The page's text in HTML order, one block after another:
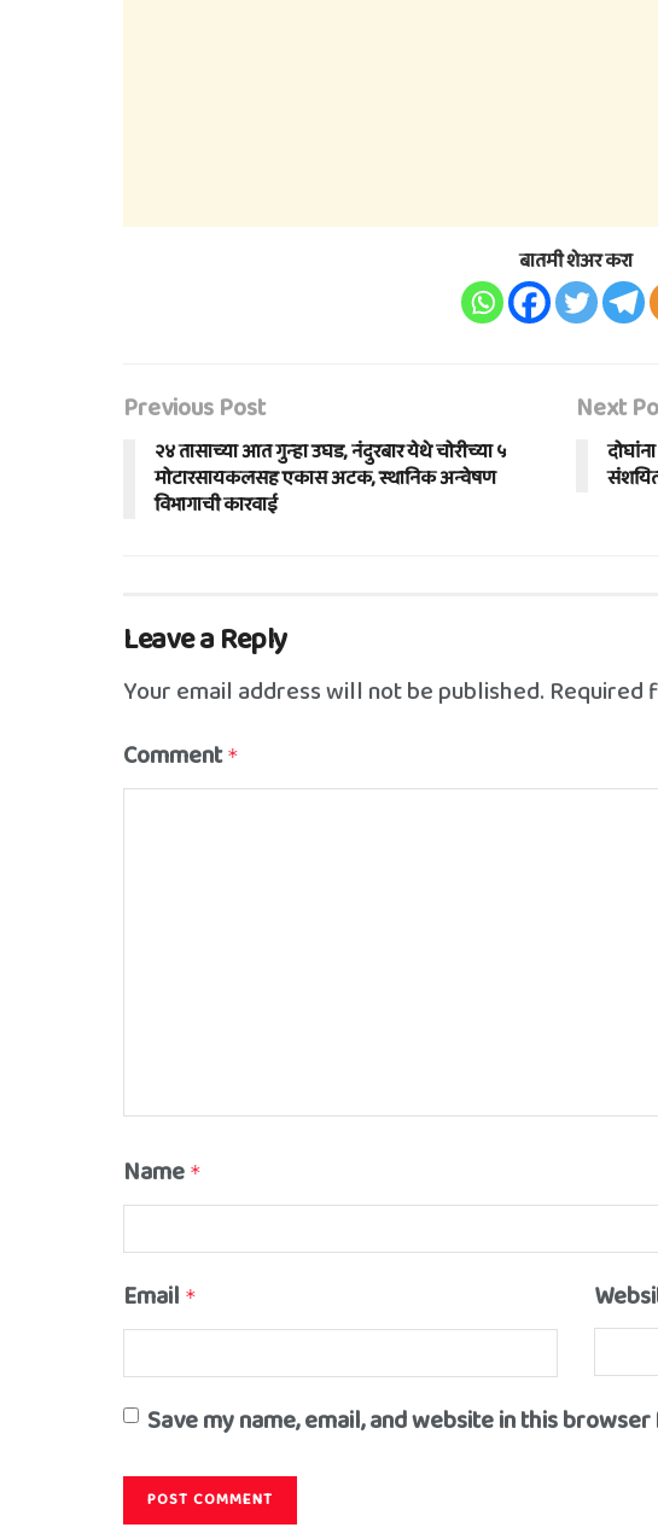
बातमी शेअर करा
Previous Post
२४ तासाच्या आत गुन्हा उघड, नंदुरबार येथे चोरीच्या ५
मोटारसायकलसह एकास अटक, स्थानिक अन्वेषण
विभागाची कारवाई
Next
Leave a Reply
Your email address will not be published. Required
Comment *
Name *
Email *
Save my name, email, and website in this